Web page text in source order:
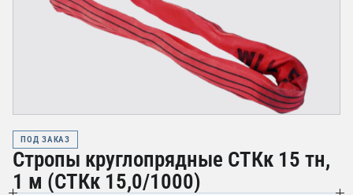
ПОД ЗАКАЗ
Стропы круглопрядные СТКк 15 тн,
1 м (СТКк 15,0/1000)